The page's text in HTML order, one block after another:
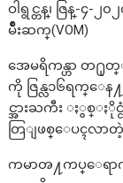
ဝါရွင္တန္၊ ဇြန္-၄-၂၀
မ်ိဳးဆက္(VOM)
အေမရိကန္ဟာ တ႐ု
ကို ဇြန္လ၁၆ရက္ေန႔မွ
င္အားႀကီး ႏွစ္ႏို
တြျဖစ္ေပၚလာ
ကမာၻ႔ကပ္ေရာဂါ